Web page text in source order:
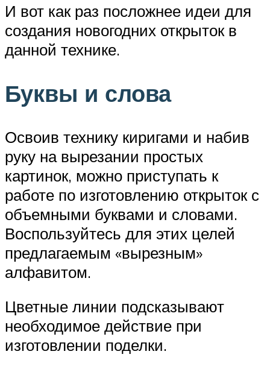
И вот как раз посложнее идеи для
создания новогодних открыток в
данной технике.
Буквы и слова
Освоив технику киригами и набив
руку на вырезании простых
картинок, можно приступать к
работе по изготовлению открыток с
объемными буквами и словами.
Воспользуйтесь для этих целей
предлагаемым «вырезным»
алфавитом.
Цветные линии подсказывают
необходимое действие при
изготовлении поделки.